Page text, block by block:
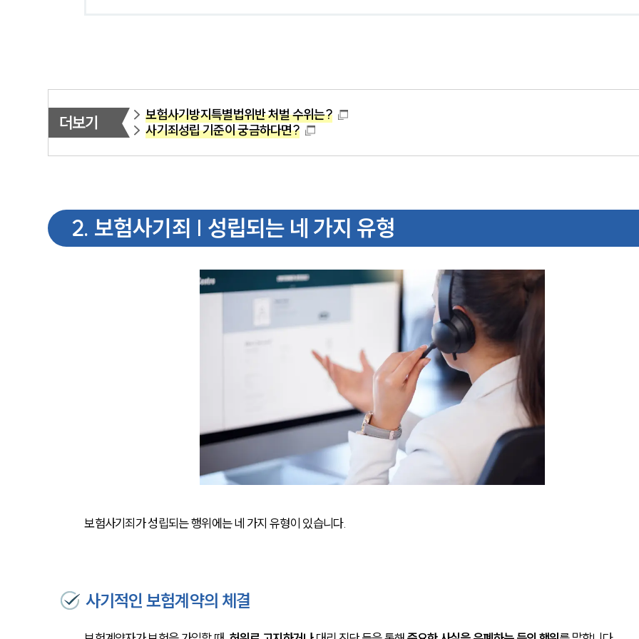
더보기
보험사기방지특별법위반 처벌 수위는?
사기죄성립 기준이 궁금하다면?
2. 보험사기죄 | 성립되는 네 가지 유형
보험사기죄가 성립되는 행위에는 네 가지 유형이 있습니다.
사기적인 보험계약의 체결